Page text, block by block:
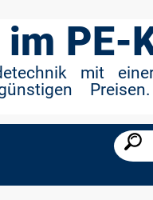
PE-
mit